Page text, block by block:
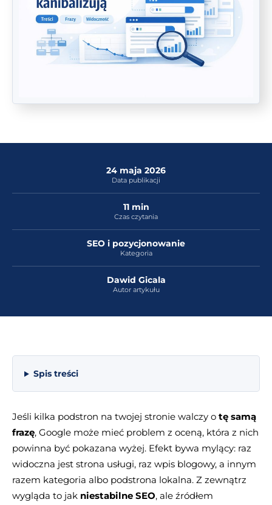
24 maja 2026
Data publikacji
11 min
Czas czytania
SEO i pozycjonowanie
Kategoria
Dawid Gicala
Autor artykułu
Spis treści
Jeśli kilka podstron na twojej stronie walczy o tę samą
frazę, Google może mieć problem z oceną, która z nich
powinna być pokazana wyżej. Efekt bywa mylący: raz
widoczna jest strona usługi, raz wpis blogowy, a innym
razem kategoria albo podstrona lokalna. Z zewnątrz
wygląda to jak niestabilne SEO, ale źródłem